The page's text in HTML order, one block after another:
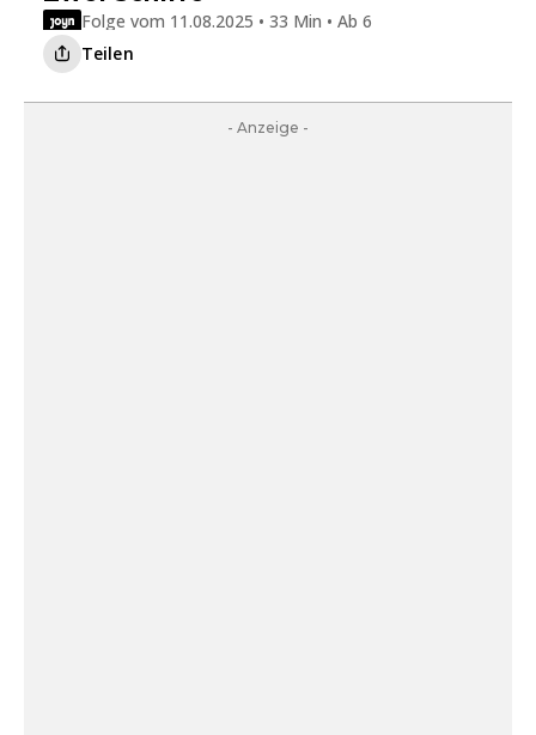
Folge vom 11.08.2025 • 33 Min • Ab 6
Teilen
- Anzeige -